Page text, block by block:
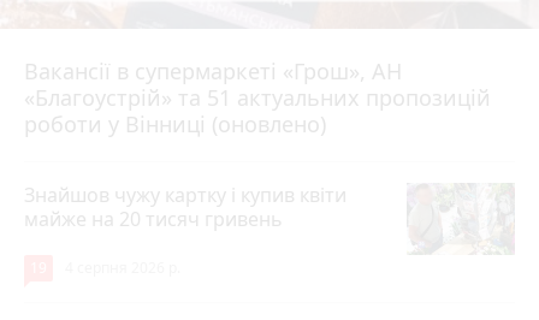
Вакансії в супермаркеті «Грош», АН
«Благоустрій» та 51 актуальних пропозицій
роботи у Вінниці (оновлено)
4 серпня 2026 р.
Знайшов чужу картку і купив квіти
майже на 20 тисяч гривень